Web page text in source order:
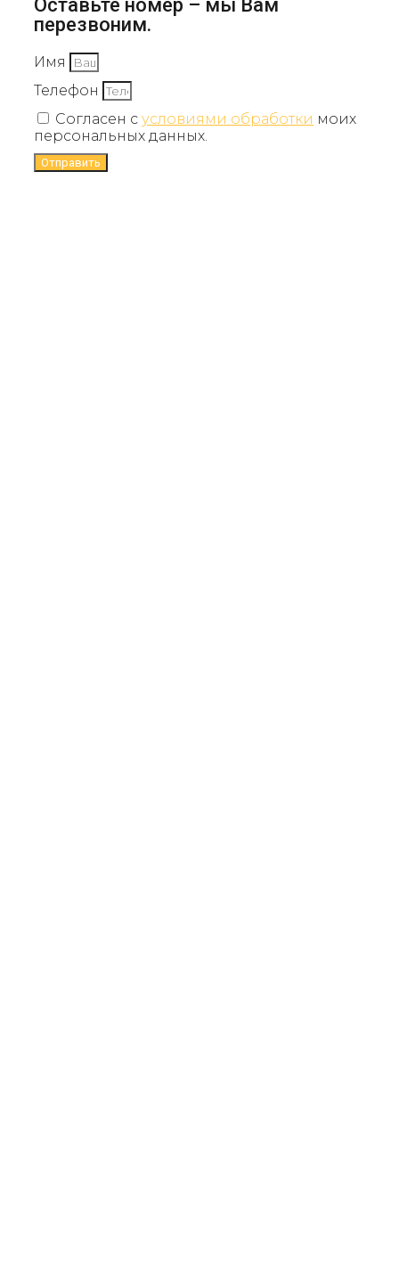
Оставьте номер – мы Вам
перезвоним.
Имя
Телефон
Согласен с условиями обработки моих
персональных данных.
Отправить